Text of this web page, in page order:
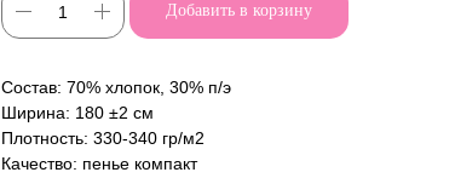
Добавить в корзину
Состав: 70% хлопок, 30% п/э
Ширина: 180 ±2 см
Плотность: 330-340 гр/м2
Качество: пенье компакт